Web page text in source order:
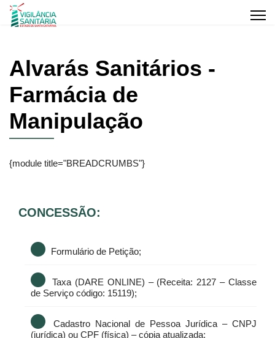
Alvarás Sanitários -
Farmácia de
Manipulação
{module title="BREADCRUMBS"}
CONCESSÃO:
Formulário de Petição;
Taxa (DARE ONLINE) – (Receita: 2127 – Classe
de Serviço código: 15119);
Cadastro Nacional de Pessoa Jurídica – CNPJ
(jurídica) ou CPF (física) – cópia atualizada;